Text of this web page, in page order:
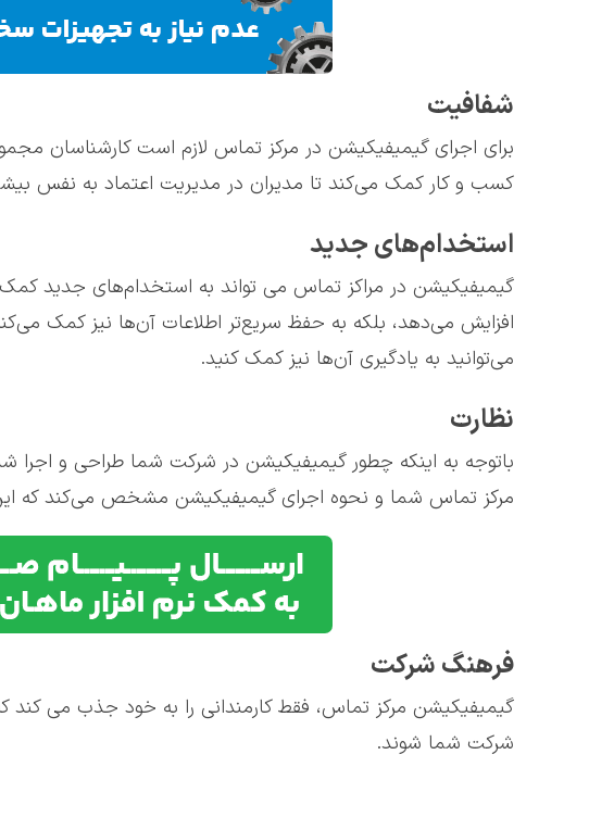
شفافیت
برای اجرای گیمیفیکیشن در مرکز تماس لازم است کارشناسان
کسب و کار کمک می‌کند تا مدیران در مدیریت اعتماد به نفس
استخدام‌های جدید
گیمیفیکیشن در مراکز تماس می تواند به استخدام‌های جدید کمک
افزایش می‌دهد، بلکه به حفظ سریع‌تر اطلاعات آن‌ها نیز کمک
می‌توانید به یادگیری آن‌ها نیز کمک کنید.
نظارت
باتوجه به اینکه چطور گیمیفیکیشن در شرکت شما طراحی و اجرا
مرکز تماس شما و نحوه اجرای گیمیفیکیشن مشخص می‌کند که
فرهنگ شرکت
گیمیفیکیشن مرکز تماس، فقط کارمندانی را به خود جذب می
شرکت شما شوند.